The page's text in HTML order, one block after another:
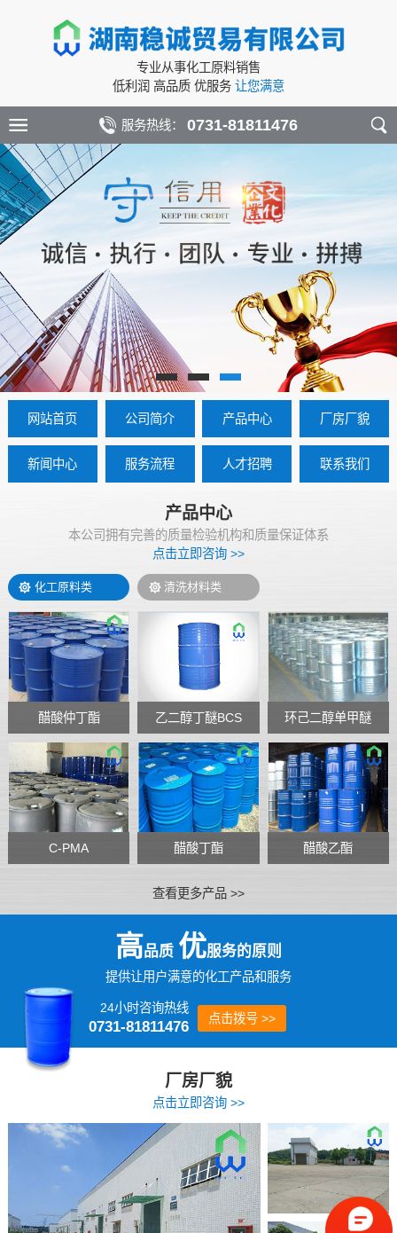
专业从事化工原料销售
低利润 高品质 优服务 让您满意
服务热线： 0731-81811476
网站首页 公司简介 产品中心 厂房厂貌
新闻中心 服务流程 人才招聘 联系我们
产品中心
本公司拥有完善的质量检验机构和质量保证体系
点击立即咨询 >>
化工原料类 清洗材料类
醋酸仲丁酯 乙二醇丁醚BCS 环己二醇单甲醚
C-PMA 醋酸丁酯 醋酸乙酯
查看更多产品 >>
高品质 优服务的原则
提供让用户满意的化工产品和服务
24小时咨询热线
0731-81811476 点击拨号 >>
厂房厂貌
点击立即咨询 >>